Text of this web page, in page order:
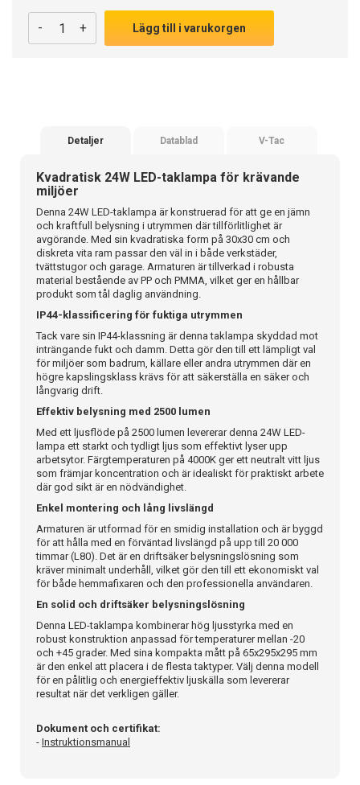
- + Lägg till i varukorgen
Detaljer Datablad V-Tac
Kvadratisk 24W LED-taklampa för krävande
miljöer
Denna 24W LED-taklampa är konstruerad för att ge en jämn
och kraftfull belysning i utrymmen där tillförlitlighet är
avgörande. Med sin kvadratiska form på 30x30 cm och
diskreta vita ram passar den väl in i både verkstäder,
tvättstugor och garage. Armaturen är tillverkad i robusta
material bestående av PP och PMMA, vilket ger en hållbar
produkt som tål daglig användning.
IP44-klassificering för fuktiga utrymmen
Tack vare sin IP44-klassning är denna taklampa skyddad mot
inträngande fukt och damm. Detta gör den till ett lämpligt val
för miljöer som badrum, källare eller andra utrymmen där en
högre kapslingsklass krävs för att säkerställa en säker och
långvarig drift.
Effektiv belysning med 2500 lumen
Med ett ljusflöde på 2500 lumen levererar denna 24W LED-
lampa ett starkt och tydligt ljus som effektivt lyser upp
arbetsytor. Färgtemperaturen på 4000K ger ett neutralt vitt ljus
som främjar koncentration och är idealiskt för praktiskt arbete
där god sikt är en nödvändighet.
Enkel montering och lång livslängd
Armaturen är utformad för en smidig installation och är byggd
för att hålla med en förväntad livslängd på upp till 20 000
timmar (L80). Det är en driftsäker belysningslösning som
kräver minimalt underhåll, vilket gör den till ett ekonomiskt val
för både hemmafixaren och den professionella användaren.
En solid och driftsäker belysningslösning
Denna LED-taklampa kombinerar hög ljusstyrka med en
robust konstruktion anpassad för temperaturer mellan -20
och +45 grader. Med sina kompakta mått på 65x295x295 mm
är den enkel att placera i de flesta taktyper. Välj denna modell
för en pålitlig och energieffektiv ljuskälla som levererar
resultat när det verkligen gäller.
Dokument och certifikat:
- Instruktionsmanual